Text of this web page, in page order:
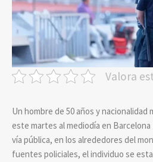
Valora
Un hombre de 50 años y
este martes al mediodía en
vía pública, en los alrededores del
fuentes policiales, el individuo se